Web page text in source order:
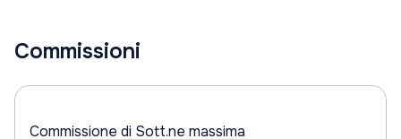
Commissioni
Commissione di Sott.ne massima